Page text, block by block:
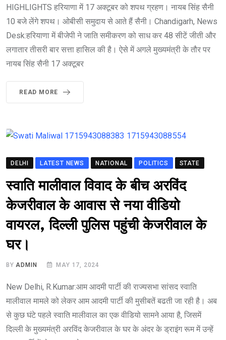
HIGHLIGHTS हरियाणा में 17 अक्टूबर को शपथ ग्रहण। नायब सिंह सैनी
10 बजे लेंगे शपथ। ओबीसी समुदाय से आते हैं सैनी। Chandigarh, News
Desk:हरियाणा में बीजेपी ने जाति समीकरण को साध कर 48 सीटें जीती और
लगातार तीसरी बार सत्ता हासिल की है। ऐसे में अगले मुख्यमंत्री के तौर पर
नायब सिंह सैनी 17 अक्टूबर
READ MORE
DELHI LATEST NEWS NATIONAL POLITICS STATE
स्वाति मालीवाल विवाद के बीच अरविंद
केजरीवाल के आवास से नया वीडियो
वायरल, दिल्ली पुलिस पहुंची केजरीवाल के
घर।
BY ADMIN MAY 17, 2024
New Delhi, R.Kumar:आम आदमी पार्टी की राज्यसभा सांसद स्वाति
मालीवाल मामले को लेकर आम आदमी पार्टी की मुसीबतें बढती जा रही है। अब
से कुछ घंटे पहले स्वाति मालीवाल का एक वीडियो सामने आया है, जिसमें
दिल्ली के मुख्यमंत्री अरविंद केजरीवाल के घर के अंदर के ड्राइंग रूम में उन्हें